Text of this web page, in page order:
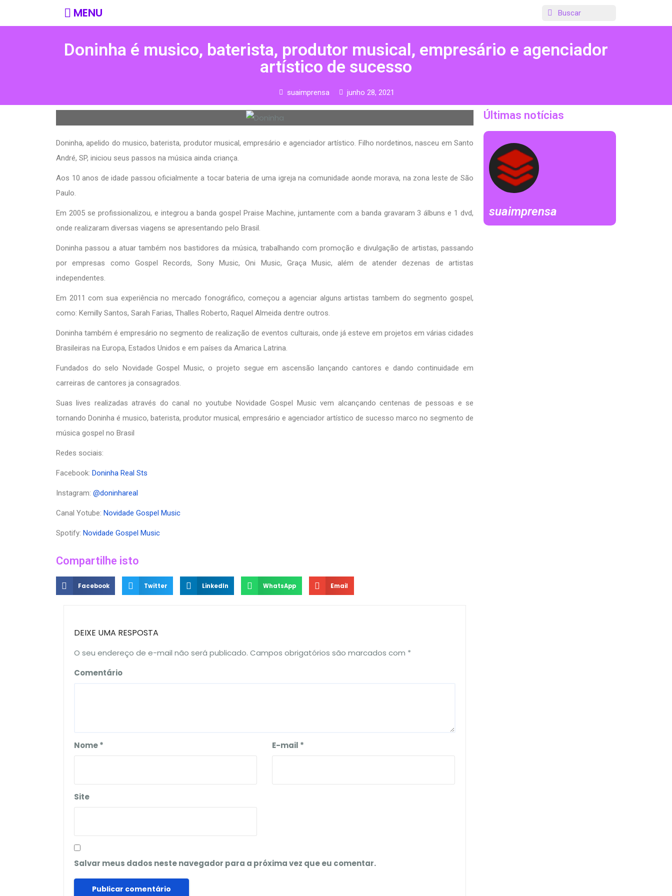
MENU
Doninha é musico, baterista, produtor musical, empresário e agenciador
artístico de sucesso
suaimprensa junho 28, 2021
Doninha, apelido do musico, baterista, produtor musical, empresário e agenciador artístico. Filho nordetinos, nasceu em Santo
André, SP, iniciou seus passos na música ainda criança.
Aos 10 anos de idade passou oficialmente a tocar bateria de uma igreja na comunidade aonde morava, na zona leste de São
Paulo.
Em 2005 se profissionalizou, e integrou a banda gospel Praise Machine, juntamente com a banda gravaram 3 álbuns e 1 dvd,
onde realizaram diversas viagens se apresentando pelo Brasil.
Doninha passou a atuar também nos bastidores da música, trabalhando com promoção e divulgação de artistas, passando
por empresas como Gospel Records, Sony Music, Oni Music, Graça Music, além de atender dezenas de artistas
independentes.
Em 2011 com sua experiência no mercado fonográfico, começou a agenciar alguns artistas tambem do segmento gospel,
como: Kemilly Santos, Sarah Farias, Thalles Roberto, Raquel Almeida dentre outros.
Doninha também é empresário no segmento de realização de eventos culturais, onde já esteve em projetos em várias cidades
Brasileiras na Europa, Estados Unidos e em países da Amarica Latrina.
Fundados do selo Novidade Gospel Music, o projeto segue em ascensão lançando cantores e dando continuidade em
carreiras de cantores ja consagrados.
Suas lives realizadas através do canal no youtube Novidade Gospel Music vem alcançando centenas de pessoas e se
tornando Doninha é musico, baterista, produtor musical, empresário e agenciador artístico de sucesso marco no segmento de
música gospel no Brasil
Redes sociais:
Facebook: Doninha Real Sts
Instagram: @doninhareal
Canal Yotube: Novidade Gospel Music
Spotify: Novidade Gospel Music
Compartilhe isto
Facebook Twitter LinkedIn WhatsApp Email
DEIXE UMA RESPOSTA
O seu endereço de e-mail não será publicado. Campos obrigatórios são marcados com *
Comentário
Nome* E-mail *
Site
Salvar meus dados neste navegador para a próxima vez que eu comentar.
Últimas notícias
suaimprensa